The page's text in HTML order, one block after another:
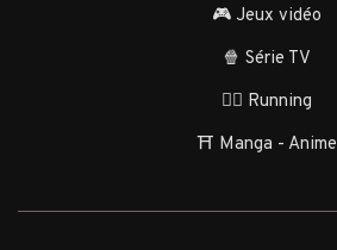
🎮 Jeux vidéo
🍿 Série TV
🏃‍♂️ Running
⛩️ Manga - Anime